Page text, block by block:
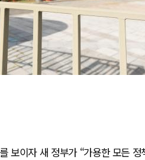
보이자 새 정부가 “가용한 모든